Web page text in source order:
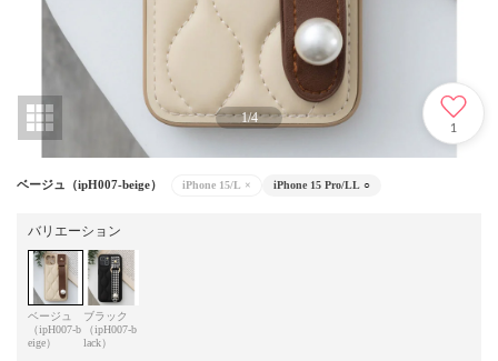
1/4
1
ベージュ（ipH007-beige） iPhone 15/L × iPhone 15 Pro/LL ○
バリエーション
ベージュ
（ipH007-b
eige）
ブラック
（ipH007-b
lack）